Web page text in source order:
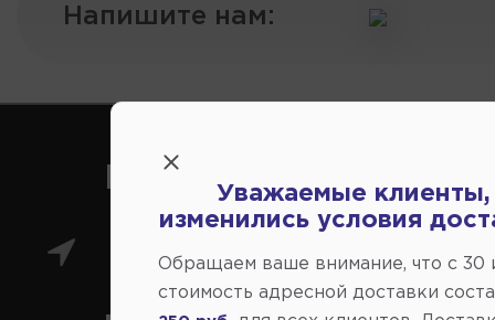
Напишите нам:
Как нас найти
Главный магазин: ул.
Уважаемые клиенты,
изменились условия
Обращаем ваше внимание, что c 30
стоимость адресной доставки